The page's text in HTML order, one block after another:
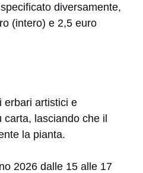
diversamente,
(intero) e 2,5 euro
erbari artistici e
carta, lasciando che il
la pianta.
2026 dalle 15 alle 17